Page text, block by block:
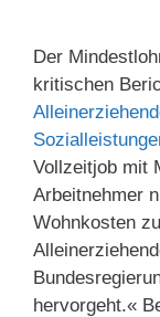
Der
kritischen
Vollzeitjob mit
Arbeitnehmer
Wohnkosten
hervorgeht.«